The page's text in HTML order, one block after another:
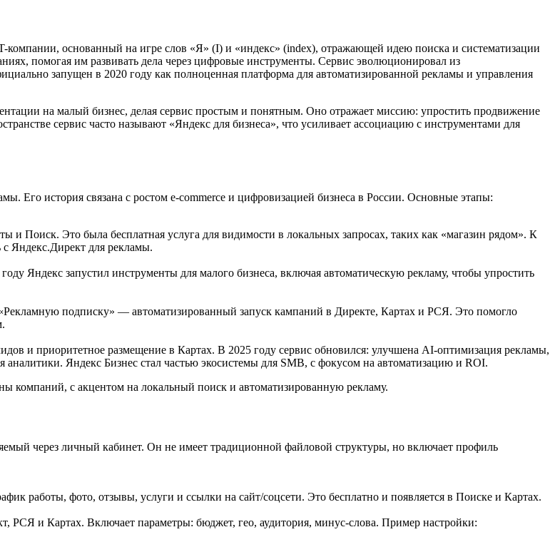
компании, основанный на игре слов «Я» (I) и «индекс» (index), отражающей идею поиска и систематизации
помогая им развивать дела через цифровые инструменты. Сервис эволюционировал из
запущен в 2020 году как полноценная платформа для автоматизированной рекламы и управления
на малый бизнес, делая сервис простым и понятным. Оно отражает миссию: упростить продвижение
сервис часто называют «Яндекс для бизнеса», что усиливает ассоциацию с инструментами для
Его история связана с ростом e-commerce и цифровизацией бизнеса в России. Основные этапы:
Поиск. Это была бесплатная услуга для видимости в локальных запросах, таких как «магазин рядом». К
Яндекс.Директ для рекламы.
Яндекс запустил инструменты для малого бизнеса, включая автоматическую рекламу, чтобы упростить
подписку» — автоматизированный запуск кампаний в Директе, Картах и РСЯ. Это помогло
и приоритетное размещение в Картах. В 2025 году сервис обновился: улучшена AI-оптимизация рекламы,
Яндекс Бизнес стал частью экосистемы для SMB, с фокусом на автоматизацию и ROI.
с акцентом на локальный поиск и автоматизированную рекламу.
через личный кабинет. Он не имеет традиционной файловой структуры, но включает профиль
работы, фото, отзывы, услуги и ссылки на сайт/соцсети. Это бесплатно и появляется в Поиске и Картах.
РСЯ и Картах. Включает параметры: бюджет, гео, аудитория, минус-слова. Пример настройки: